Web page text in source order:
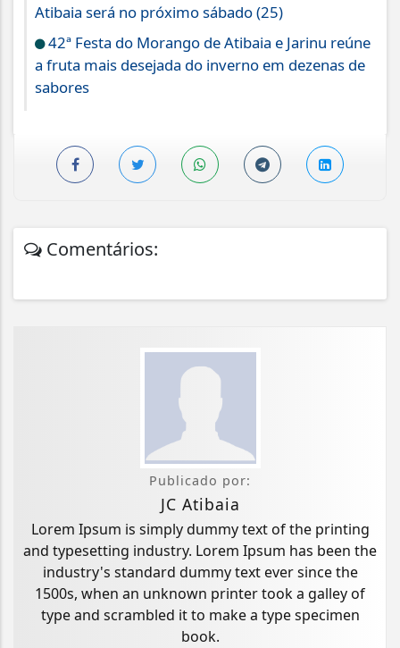
Atibaia será no próximo sábado (25)
42ª Festa do Morango de Atibaia e Jarinu reúne
a fruta mais desejada do inverno em dezenas de
sabores
Comentários:
Publicado por:
JC Atibaia
Lorem Ipsum is simply dummy text of the printing
and typesetting industry. Lorem Ipsum has been the
industry's standard dummy text ever since the
1500s, when an unknown printer took a galley of
type and scrambled it to make a type specimen
book.